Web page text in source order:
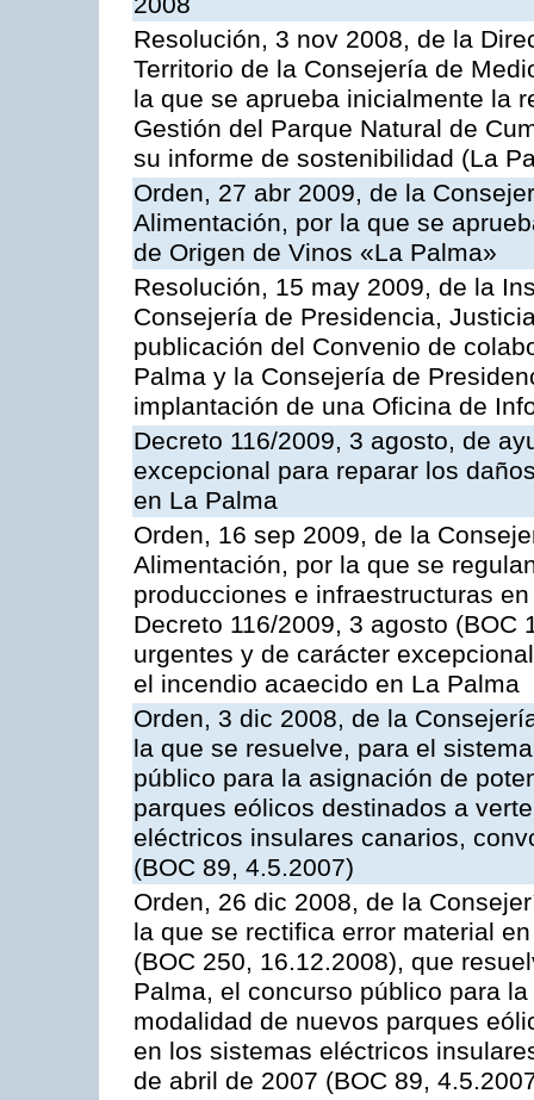
Resolución, 3 nov 2008, de la
Territorio de la Consejería de
la que se aprueba inicialmente la
Gestión del Parque Natural de
su informe de sostenibilidad (La
Orden, 27 abr 2009, de la
Alimentación, por la que se
de Origen de Vinos «La Palma»
Resolución, 15 may 2009, de la
Consejería de Presidencia,
publicación del Convenio de
Palma y la Consejería de
implantación de una Oficina de
Decreto 116/2009, 3 agosto, de
excepcional para reparar los
en La Palma
Orden, 16 sep 2009, de la
Alimentación, por la que se
producciones e infraestructuras
Decreto 116/2009, 3 agosto
urgentes y de carácter
el incendio acaecido en La Palma
Orden, 3 dic 2008, de la
la que se resuelve, para el
público para la asignación de
parques eólicos destinados a
eléctricos insulares canarios,
(BOC 89, 4.5.2007)
Orden, 26 dic 2008, de la
la que se rectifica error material
(BOC 250, 16.12.2008), que
Palma, el concurso público para
modalidad de nuevos parques
en los sistemas eléctricos
de abril de 2007 (BOC 89,